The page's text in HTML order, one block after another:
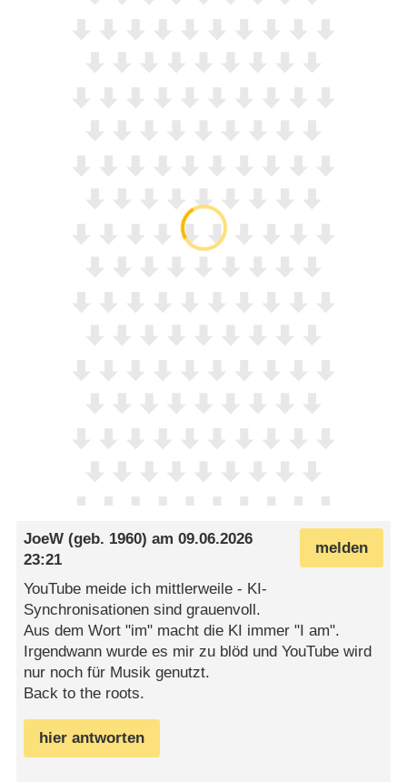
melden
JoeW (geb. 1960) am09.06.2026
23:21
YouTube meide ich mittlerweile - KI-
Synchronisationen sind grauenvoll.
Aus dem Wort "im" macht die KI immer "I am".
Irgendwann wurde es mir zu blöd und YouTube wird
nur noch für Musik genutzt.
Back to the roots.
hier antworten